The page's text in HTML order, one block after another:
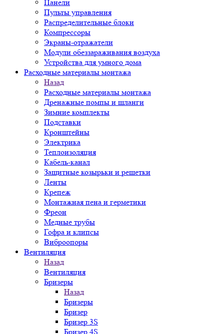
Панели
Пульты управления
Распределительные блоки
Компрессоры
Экраны-отражатели
Модули обеззараживания воздуха
Устройства для умного дома
Расходные материалы монтажа
Назад
Расходные материалы монтажа
Дренажные помпы и шланги
Зимние комплекты
Подставки
Кронштейны
Электрика
Теплоизоляция
Кабель-канал
Защитные козырьки и решетки
Ленты
Крепеж
Монтажная пена и герметики
Фреон
Медные трубы
Гофра и клипсы
Виброопоры
Вентиляция
Назад
Вентиляция
Бризеры
Назад
Бризеры
Бризер
Бризер 3S
Бризер 4S